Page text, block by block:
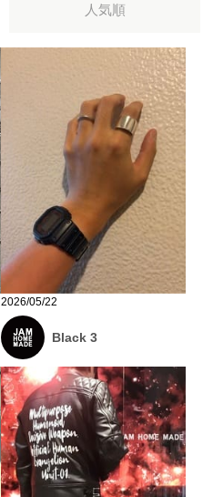
人気順
2026/05/22
Black 3